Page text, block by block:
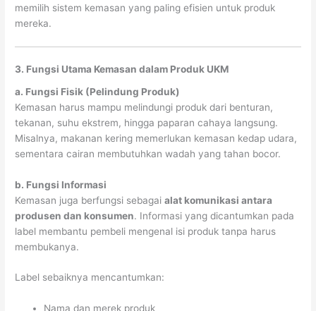
memilih sistem kemasan yang paling efisien untuk produk
mereka.
3. Fungsi Utama Kemasan dalam Produk UKM
a. Fungsi Fisik (Pelindung Produk)
Kemasan harus mampu melindungi produk dari benturan,
tekanan, suhu ekstrem, hingga paparan cahaya langsung.
Misalnya, makanan kering memerlukan kemasan kedap udara,
sementara cairan membutuhkan wadah yang tahan bocor.
b. Fungsi Informasi
Kemasan juga berfungsi sebagaialat komunikasi antara
produsen dan konsumen. Informasi yang dicantumkan pada
label membantu pembeli mengenal isi produk tanpa harus
membukanya.
Label sebaiknya mencantumkan:
Nama dan merek produk